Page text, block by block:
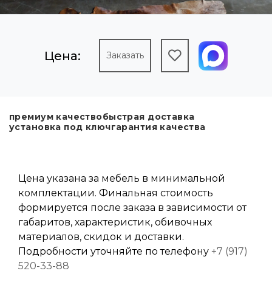
Цена: Заказать
премиум качествобыстрая доставка
установка под ключгарантия качества
Цена указана за мебель в минимальной
комплектации. Финальная стоимость
формируется после заказа в зависимости от
габаритов, характеристик, обивочных
материалов, скидок и доставки.
Подробности уточняйте по телефону +7 (917)
520-33-88